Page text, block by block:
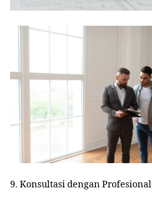
9. Konsultasi dengan Profesional